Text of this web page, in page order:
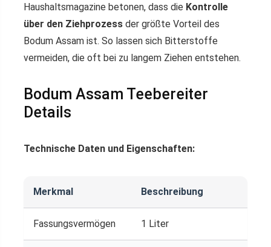
Haushaltsmagazine betonen, dass die Kontrolle
über den Ziehprozess der größte Vorteil des
Bodum Assam ist. So lassen sich Bitterstoffe
vermeiden, die oft bei zu langem Ziehen entstehen.
Bodum Assam Teebereiter
Details
Technische Daten und Eigenschaften:
Merkmal Beschreibung
Fassungsvermögen 1 Liter